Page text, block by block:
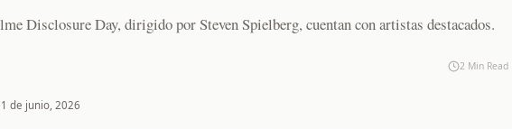
Disclosure Day, dirigido por Steven Spielberg, cuentan con artistas destacados.
2 Min Read
de junio, 2026